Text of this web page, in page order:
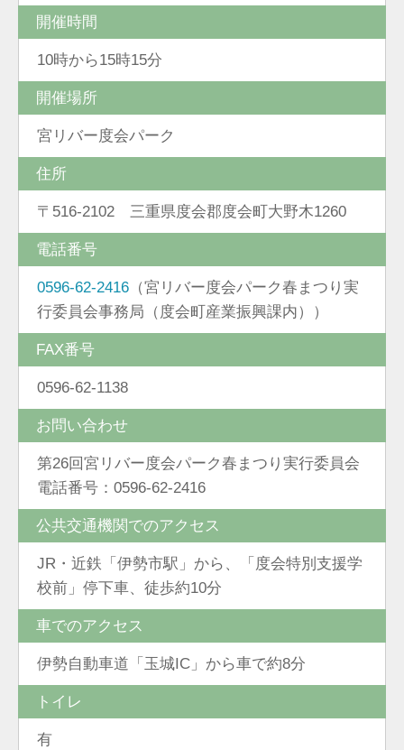
開催時間
10時から15時15分
開催場所
宮リバー度会パーク
住所
〒516-2102 三重県度会郡度会町大野木1260
電話番号
0596-62-2416 （宮リバー度会パーク春まつり実
行委員会事務局（度会町産業振興課内））
FAX番号
0596-62-1138
お問い合わせ
第26回宮リバー度会パーク春まつり実行委員会
電話番号：0596-62-2416
公共交通機関でのアクセス
JR・近鉄「伊勢市駅」から、「度会特別支援学
校前」停下車、徒歩約10分
車でのアクセス
伊勢自動車道「玉城IC」から車で約8分
トイレ
有